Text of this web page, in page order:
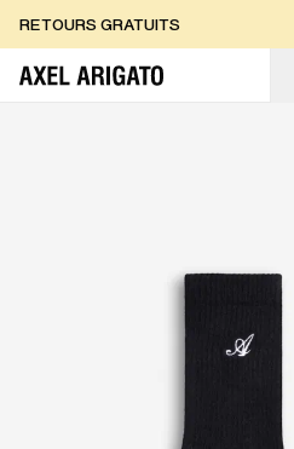
RETOURS GRATUITS
LIVRAISON EXPRESS GRATUITE